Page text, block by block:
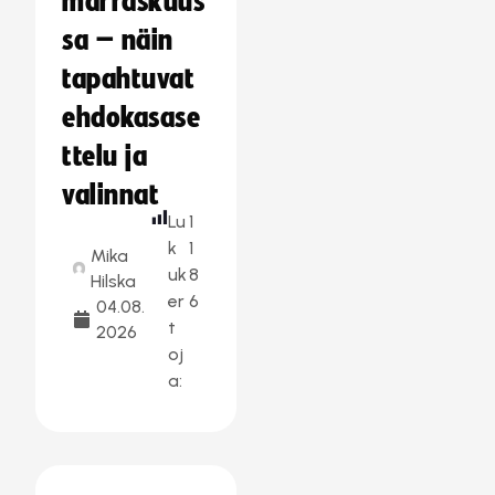
sa – näin
tapahtuvat
ehdokasase
ttelu ja
valinnat
Mika
Hilska
04.08.
2026
Lu
k
uk
er
t
oj
a:
1
1
8
6